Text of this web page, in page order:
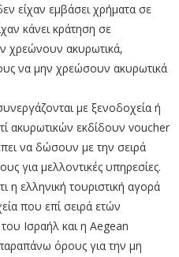
είχαν εμβάσει χρήματα σε
κάνει κράτηση σε
χρεώνουν ακυρωτικά,
να μην χρεώσουν ακυρωτικά
με ξενοδοχεία ή
ακυρωτικών εκδίδουν voucher
να δώσουν με την σειρά
για μελλοντικές υπηρεσίες.
η ελληνική τουριστική αγορά
που επί σειρά ετών
Ισραήλ και η Aegean
όρους για την μη